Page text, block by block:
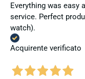
Everything was easy
service. Perfect
watch).
Acquirente verificato